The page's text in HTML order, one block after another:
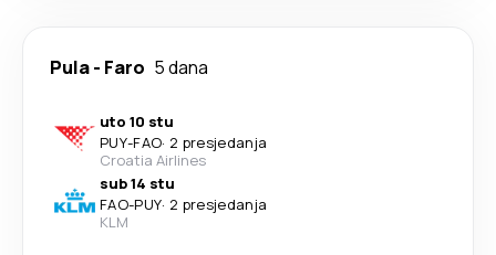
Pula- Faro 5 dana
uto 10 stu
PUY-FAO· 2 presjedanja
Croatia Airlines
sub 14 stu
FAO-PUY· 2 presjedanja
KLM